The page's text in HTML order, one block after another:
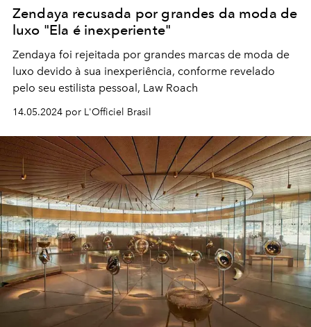
Zendaya recusada por grandes da moda de
luxo "Ela é inexperiente"
Zendaya foi rejeitada por grandes marcas de moda de
luxo devido à sua inexperiência, conforme revelado
pelo seu estilista pessoal, Law Roach
14.05.2024 por L'Officiel Brasil